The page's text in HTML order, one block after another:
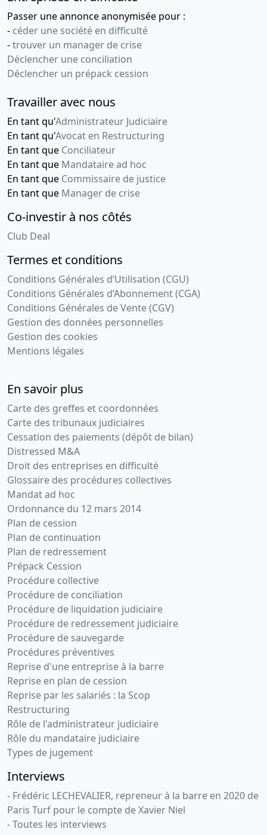
Passer une annonce anonymisée pour :
- céder une société en difficulté
-trouver un manager de crise
Déclencher une conciliation
Déclencher un prépack cession
Travailler avec nous
En tant qu'Administrateur Judiciaire
En tant qu'Avocat en Restructuring
En tant que Conciliateur
En tant que Mandataire ad hoc
En tant que Commissaire de justice
En tant que Manager de crise
Co-investir à nos côtés
Club Deal
Termes et conditions
Conditions Générales d’Utilisation (CGU)
Conditions Générales d’Abonnement (CGA)
Conditions Générales de Vente (CGV)
Gestion des données personnelles
Gestion des cookies
Mentions légales
En savoir plus
Carte des greffes et coordonnées
Carte des tribunaux judiciaires
Cessation des paiements (dépôt de bilan)
Distressed M&A
Droit des entreprises en difficulté
Glossaire des procédures collectives
Mandat ad hoc
Ordonnance du 12 mars 2014
Plan de cession
Plan de continuation
Plan de redressement
Prépack Cession
Procédure collective
Procédure de conciliation
Procédure de liquidation judiciaire
Procédure de redressement judiciaire
Procédure de sauvegarde
Procédures préventives
Reprise d'une entreprise à la barre
Reprise en plan de cession
Reprise par les salariés : la Scop
Restructuring
Rôle de l'administrateur judiciaire
Rôle du mandataire judiciaire
Types de jugement
Interviews
- Frédéric LECHEVALIER, repreneur à la barre en 2020 de
Paris Turf pour le compte de Xavier Niel
- Toutes les interviews